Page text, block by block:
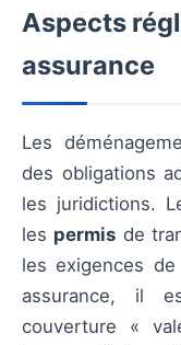
Aspects
assurance
Les
des obligations
les juridictions.
les permis de
les exigences
assurance, il
couverture «